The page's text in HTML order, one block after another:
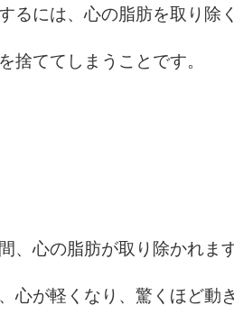
るには、心の脂肪を取り除
捨ててしまうことです。
、心の脂肪が取り除かれます
心が軽くなり、驚くほど動